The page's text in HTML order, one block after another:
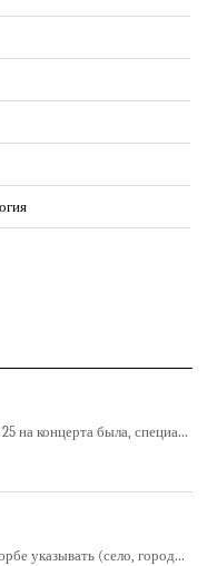
на концерта была, специа...
указывать (село, город...